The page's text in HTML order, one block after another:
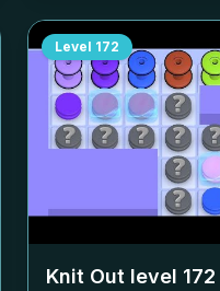
Level 172
Knit Out level 172